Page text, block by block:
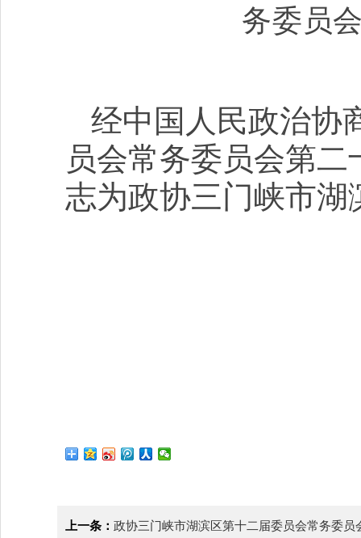
务委员
经中国人民政治协
员会常务委员会第
志为政协三门峡市
上一条： 政协三门峡市湖滨区第十二届委员会常务委